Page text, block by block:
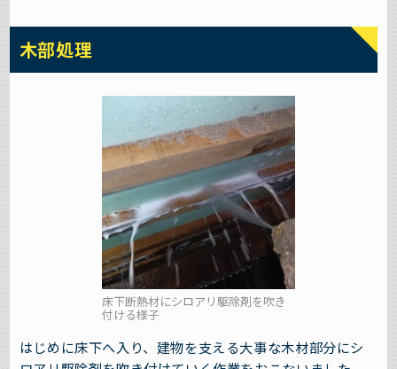
木部処理
床下断熱材にシロアリ駆除剤を吹き
付ける様子
はじめに床下へ入り、建物を支える大事な木材部分にシ